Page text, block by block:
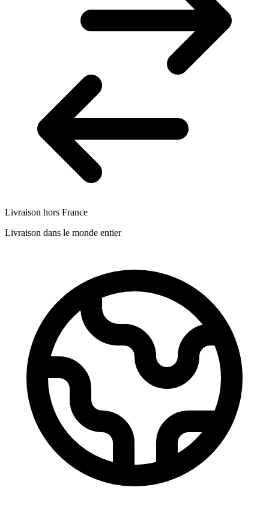
Livraison hors France
Livraison dans le monde entier